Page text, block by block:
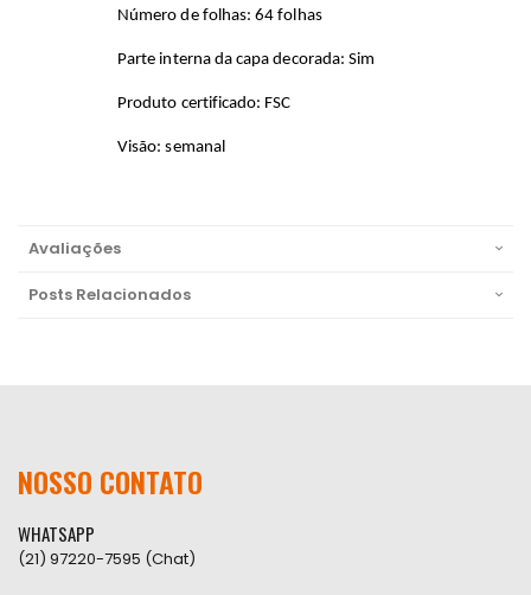
Número de folhas: 64 folhas
Parte interna da capa decorada: Sim
Produto certificado: FSC
Visão: semanal
Avaliações
Posts Relacionados
NOSSO CONTATO
WHATSAPP
(21) 97220-7595 (Chat)